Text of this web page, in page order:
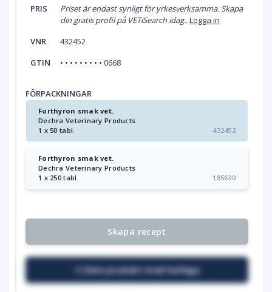
PRIS
Priset är endast synligt för yrkesverksamma. Skapa
din gratis profil på VETiSearch idag..Logga in
VNR
432452
GTIN
• • • • • • • • • 0668
FÖRPACKNINGAR
Forthyron smak vet.
Dechra Veterinary Products
1 x 50 tabl.
432452
Forthyron smak vet.
Dechra Veterinary Products
1 x 250 tabl.
185630
Skapa recept
Dela produkt med kollega